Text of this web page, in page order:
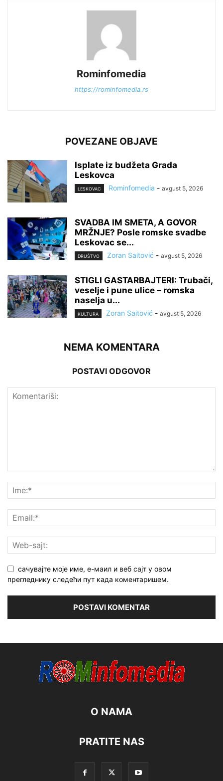
Rominfomedia
https://rominfomedia.rs
POVEZANE OBJAVE
Isplate iz budžeta Grada
Leskovca
LESKOVAC Rominfomedia - avgust 5, 2026
SVADBA IM SMETA, A GOVOR
MRŽNJE? Posle romske svadbe
Leskovac se...
DRUŠTVO Zoran Saitović - avgust 5, 2026
STIGLI GASTARBAJTERI: Trubači,
veselje i pune ulice – romska
naselja u...
KULTURA Zoran Saitović - avgust 5, 2026
NEMA KOMENTARA
POSTAVI ODGOVOR
сачувајте моје име, е-маил и веб сајт у овом
прегледнику следећи пут када коментаришем.
O NAMA
PRATITE NAS